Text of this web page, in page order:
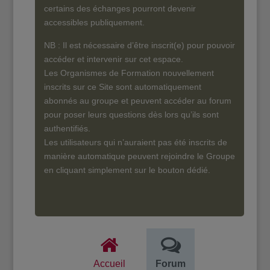
certains des échanges pourront devenir
accessibles publiquement.
NB : Il est nécessaire d’être inscrit(e) pour pouvoir
accéder et intervenir sur cet espace.
Les Organismes de Formation nouvellement
inscrits sur ce Site sont automatiquement
abonnés au groupe et peuvent accéder au forum
pour poser leurs questions dès lors qu’ils sont
authentifiés.
Les utilisateurs qui n’auraient pas été inscrits de
manière automatique peuvent rejoindre le Groupe
en cliquant simplement sur le bouton dédié.
Accueil Forum